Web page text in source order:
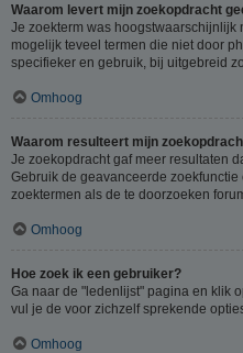
Waarom levert mijn zoekopdracht
Je zoekterm was hoogstwaarschijnlijk
mogelijk teveel termen die niet door
specifieker en gebruik, bij uitgebreid
Omhoog
Waarom resulteert mijn
Je zoekopdracht gaf meer resultaten
Gebruik de geavanceerde
zoektermen als de te doorzoeken
Omhoog
Hoe zoek ik een gebruiker?
Ga naar de "ledenlijst" pagina en klik
vul je de voor zichzelf sprekende
Omhoog